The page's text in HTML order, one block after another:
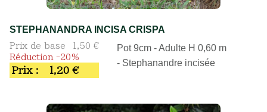
STEPHANANDRA INCISA CRISPA
Prix de base
1,50 €
Réduction -20%
Prix : 1,20 €
Pot 9cm - Adulte H 0,60 m
- Stephanandre incisée